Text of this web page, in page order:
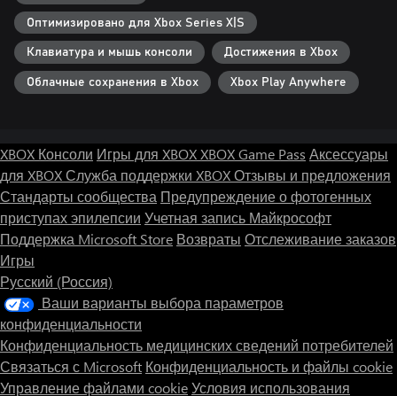
Оптимизировано для Xbox Series X|S
Клавиатура и мышь консоли Достижения в Xbox
Облачные сохранения в Xbox Xbox Play Anywhere
XBOX Консоли Игры для XBOXXBOX Game Pass Аксессуары
для XBOXСлужба поддержки XBOXОтзывы и предложения
Стандарты сообщества Предупреждение о фотогенных
приступах эпилепсии Учетная запись Майкрософт
Поддержка Microsoft Store Возвраты Отслеживание заказов
Игры
Русский (Россия)
Ваши варианты выбора параметров
конфиденциальности
Конфиденциальность медицинских сведений потребителей
Связаться с Microsoft Конфиденциальность и файлы cookie
Управление файлами cookieУсловия использования